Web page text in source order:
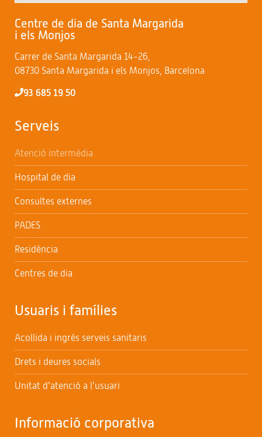
Centre de dia de Santa Margarida
i els Monjos
Carrer de Santa Margarida 14-26,
08730 Santa Margarida i els Monjos, Barcelona
93 685 19 50
Serveis
Atenció intermèdia
Hospital de dia
Consultes externes
PADES
Residència
Centres de dia
Usuaris i famílies
Acollida i ingrés serveis sanitaris
Drets i deures socials
Unitat d’atenció a l’usuari
Informació corporativa